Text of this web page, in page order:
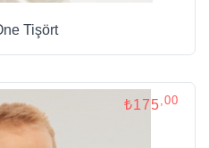
Tişört
₺175 ,00